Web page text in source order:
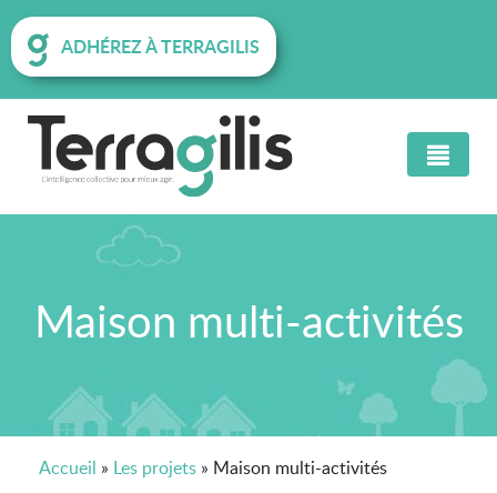
ADHÉREZ À TERRAGILIS
Maison multi-activités
Accueil » Les projets » Maison multi-activités